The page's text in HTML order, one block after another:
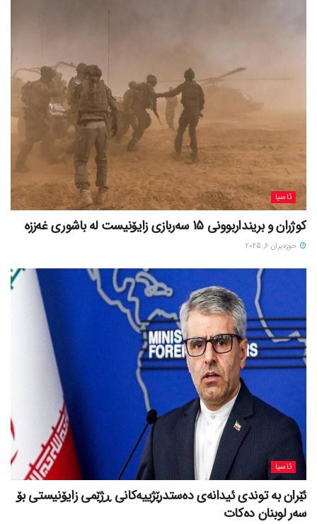
ئاسیا
کوژران و برینداربوونی 15 سەربازی زایۆنیست لە باشوری غەززە
حوزه‌یران 6, 2025
ئاسیا
ئێران بە توندی ئیدانەی دەستدرێژییەکانی ڕژێمی زایۆنیستی بۆ
سەر لوبنان دەکات